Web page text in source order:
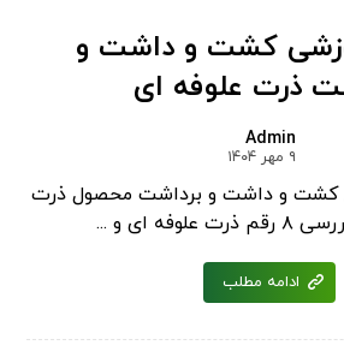
کشت و داشت و
ذرت علوفه ای
Admin
۹ مهر ۱۴۰۴
کشت و داشت و برداشت محصول ذرت
ای و ...
ادامه مطلب